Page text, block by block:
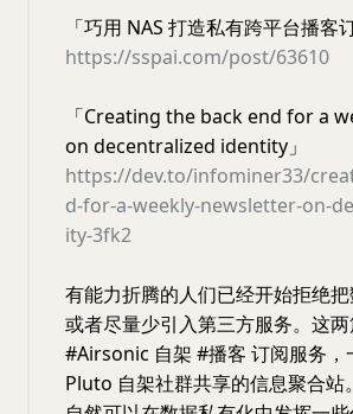
「巧用 NAS 打造私有跨平台播客
https://sspai.com/post/63610
「Creating the back end for a
on decentralized identity」
https://dev.to/infominer33/
d-for-a-weekly-newsletter-on-
ity-3fk2
有能力折腾的人们已经开始拒绝把
或者尽量少引入第三方服务。这
#Airsonic 自架 #播客 订阅服务
Pluto 自架社群共享的信息聚合站